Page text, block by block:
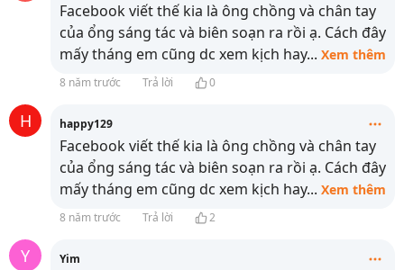
Facebook viết thế kia là ông chồng và chân tay
của ổng sáng tác và biên soạn ra rồi ạ. Cách đây
mấy tháng em cũng dc xem kịch hay... Xem thêm
8 năm trước Trả lời 0
H happy129
Facebook viết thế kia là ông chồng và chân tay
của ổng sáng tác và biên soạn ra rồi ạ. Cách đây
mấy tháng em cũng dc xem kịch hay... Xem thêm
8 năm trước Trả lời 2
Y Yim